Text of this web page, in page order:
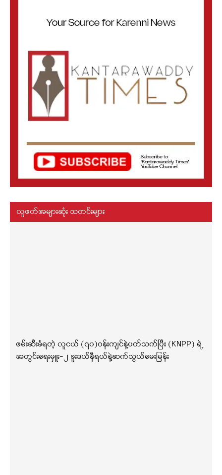
လူဖတ်အများဆုံး သတင်းများ
ဖမ်းဆီးခံရတဲ့ လူငယ် (၇၀)ဝန်းကျင်နဲ့ပတ်သက်ပြီး (KNPP) ရဲ့
အတွင်းရေးမှူး-၂ ခူးဒယ်နီရယ်နဲ့ဆက်သွယ်မေးမြန်း